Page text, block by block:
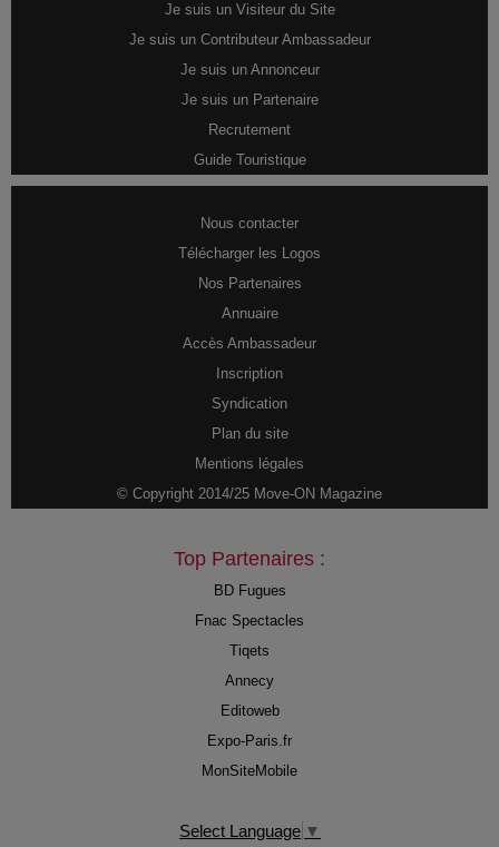
Je suis un Visiteur du Site
Je suis un Contributeur Ambassadeur
Je suis un Annonceur
Je suis un Partenaire
Recrutement
Guide Touristique
Nous contacter
Télécharger les Logos
Nos Partenaires
Annuaire
Accès Ambassadeur
Inscription
Syndication
Plan du site
Mentions légales
© Copyright 2014/25 Move-ON Magazine
Top Partenaires :
BD Fugues
Fnac Spectacles
Tiqets
Annecy
Editoweb
Expo-Paris.fr
MonSiteMobile
Select Language ▼